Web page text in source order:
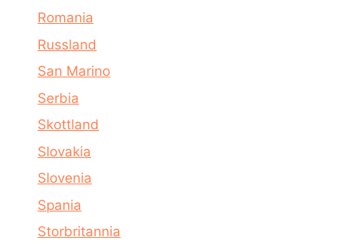
Romania
Russland
San Marino
Serbia
Skottland
Slovakia
Slovenia
Spania
Storbritannia